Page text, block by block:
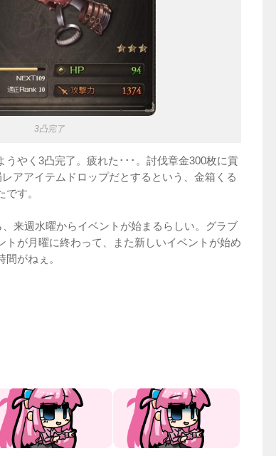
3凸完了
うやく3凸完了。疲れた･･･。討伐章金300枚に貢
アアイテムドロップだとするという、金箱くる
す。
来週水曜からイベントが始まるらしい。グラブ
トが月曜に終わって、また新しいイベントが始め
がねぇ。